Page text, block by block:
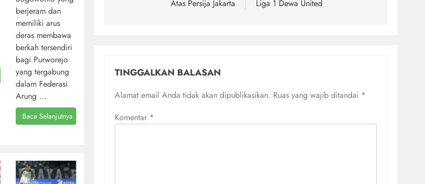
Atas Persija Jakarta
Liga 1 Dewa United
TINGGALKAN BALASAN
Alamat email Anda tidak akan dipublikasikan. Ruas yang wajib ditandai *
Komentar *
berjeram dan
memiliki arus
deras membawa
berkah tersendiri
bagi Purworejo
yang tergabung
dalam Federasi
Arung ...
Baca Selanjutnya